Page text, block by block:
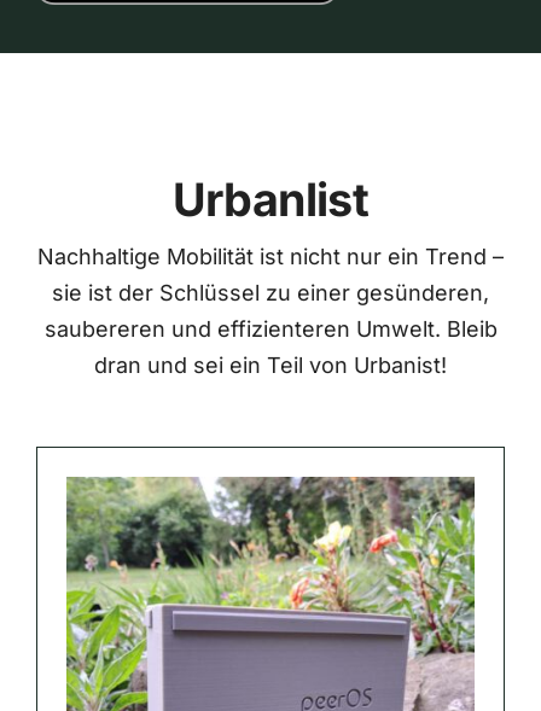
Urbanlist
Nachhaltige Mobilität ist nicht nur ein Trend –
sie ist der Schlüssel zu einer gesünderen,
saubereren und effizienteren Umwelt. Bleib
dran und sei ein Teil von Urbanist!